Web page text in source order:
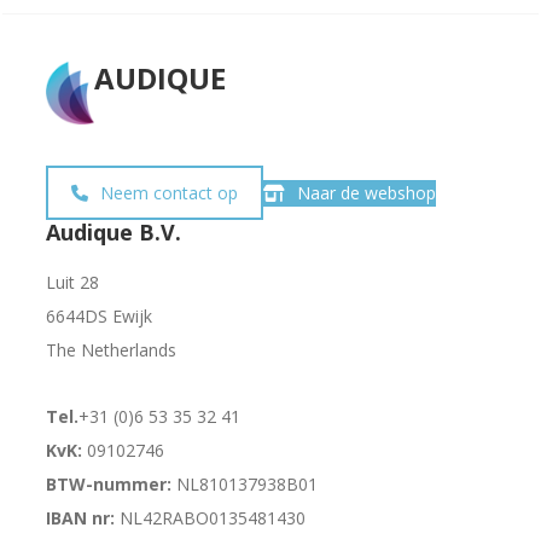
AUDIQUE
Neem contact op Naar de webshop
Audique B.V.
Luit 28
6644DS Ewijk
The Netherlands
Tel.+31 (0)6 53 35 32 41
KvK: 09102746
BTW-nummer: NL810137938B01
IBAN nr: NL42RABO0135481430